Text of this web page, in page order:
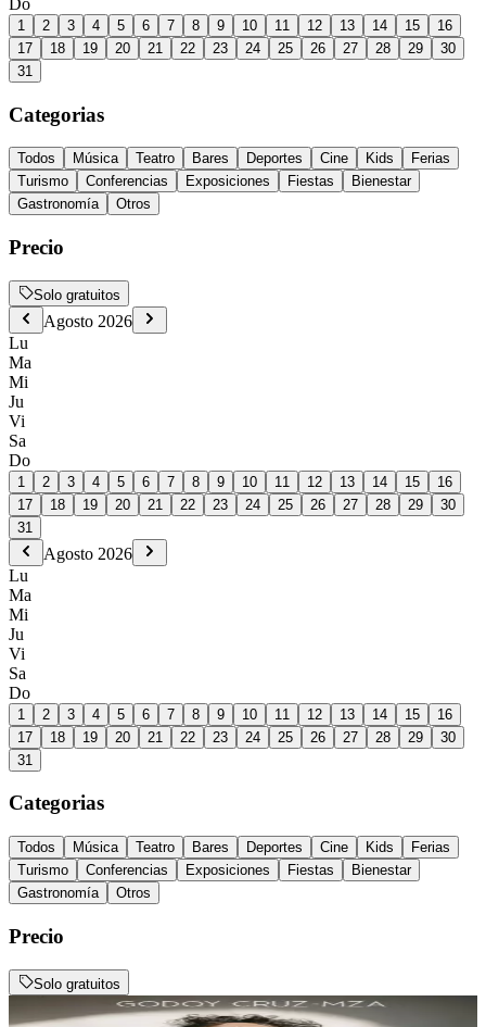
1 2 3 4 5 6 7 8 9 10 11 12 13 14 15
16
17
18 19 20 21 22 23 24 25 26 27 28 29
30
31
Categorias
Todos Música Teatro Bares Deportes Cine Kids
Ferias
Turismo
Conferencias Exposiciones Fiestas
Bienestar
Gastronomía
Otros
Precio
Solo gratuitos
Agosto 2026
Lu
Ma
Mi
Ju
Vi
Sa
Do
1 2 3 4 5 6 7 8 9 10 11 12 13 14 15
16
17
18 19 20 21 22 23 24 25 26 27 28 29
30
31
Agosto 2026
Lu
Ma
Mi
Ju
Vi
Sa
Do
1 2 3 4 5 6 7 8 9 10 11 12 13 14 15
16
17
18 19 20 21 22 23 24 25 26 27 28 29
30
31
Categorias
Todos Música Teatro Bares Deportes Cine Kids
Ferias
Turismo
Conferencias Exposiciones Fiestas
Bienestar
Gastronomía
Otros
Precio
Solo gratuitos
Cine Teatro Plaza